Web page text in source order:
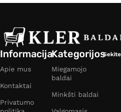
Informacija
Apie mus
Kontaktai
Privatumo
Kategorijos
Miegamojo
baldai
Minkšti baldai